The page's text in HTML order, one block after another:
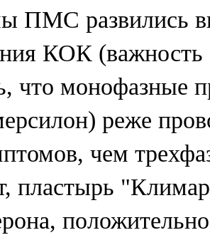
ПМС развились
КОК (важность
что монофазные
реже
чем
пластырь